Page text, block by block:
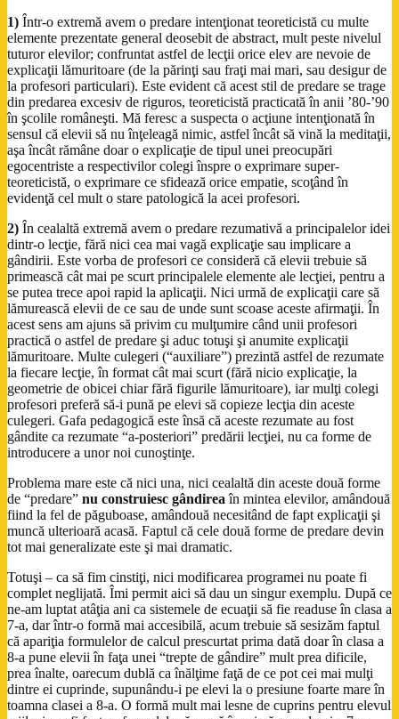
1) Într-o extremă avem o predare intenţionat teoreticistă cu multe
elemente prezentate general deosebit de abstract, mult peste nivelul
tuturor elevilor; confruntat astfel de lecţii orice elev are nevoie de
explicaţii lămuritoare (de la părinţi sau fraţi mai mari, sau desigur de
la profesori particulari). Este evident că acest stil de predare se trage
din predarea excesiv de riguros, teoreticistă practicată în anii ’80-’90
în şcolile româneşti. Mă feresc a suspecta o acţiune intenţionată în
sensul că elevii să nu înţeleagă nimic, astfel încât să vină la meditaţii,
aşa încât rămâne doar o explicaţie de tipul unei preocupări
egocentriste a respectivilor colegi înspre o exprimare super-
teoreticistă, o exprimare ce sfidează orice empatie, scoţând în
evidenţă cel mult o stare patologică la acei profesori.
2) În cealaltă extremă avem o predare rezumativă a principalelor idei
dintr-o lecţie, fără nici cea mai vagă explicaţie sau implicare a
gândirii. Este vorba de profesori ce consideră că elevii trebuie să
primească cât mai pe scurt principalele elemente ale lecţiei, pentru a
se putea trece apoi rapid la aplicaţii. Nici urmă de explicaţii care să
lămurească elevii de ce sau de unde sunt scoase aceste afirmaţii. În
acest sens am ajuns să privim cu mulţumire când unii profesori
practică o astfel de predare şi aduc totuşi şi anumite explicaţii
lămuritoare. Multe culegeri (“auxiliare”) prezintă astfel de rezumate
la fiecare lecţie, în format cât mai scurt (fără nicio explicaţie, la
geometrie de obicei chiar fără figurile lămuritoare), iar mulţi colegi
profesori preferă să-i pună pe elevi să copieze lecţia din aceste
culegeri. Gafa pedagogică este însă că aceste rezumate au fost
gândite ca rezumate “a-posteriori” predării lecţiei, nu ca forme de
introducere a unor noi cunoştinţe.
Problema mare este că nici una, nici cealaltă din aceste două forme
de “predare” nu construiesc gândirea în mintea elevilor, amândouă
fiind la fel de păguboase, amândouă necesitând de fapt explicaţii şi
muncă ulterioară acasă. Faptul că cele două forme de predare devin
tot mai generalizate este şi mai dramatic.
Totuşi – ca să fim cinstiţi, nici modificarea programei nu poate fi
complet neglijată. Îmi permit aici să dau un singur exemplu. După ce
ne-am luptat atâţia ani ca sistemele de ecuaţii să fie readuse în clasa a
7-a, dar într-o formă mai accesibilă, acum trebuie să sesizăm faptul
că apariţia formulelor de calcul prescurtat prima dată doar în clasa a
8-a pune elevii în faţa unei “trepte de gândire” mult prea dificile,
prea înalte, oarecum dublă ca înălţime faţă de ce pot cei mai mulţi
dintre ei cuprinde, supunându-i pe elevi la o presiune foarte mare în
toamna clasei a 8-a. O formă mult mai lesne de cuprins pentru elevul